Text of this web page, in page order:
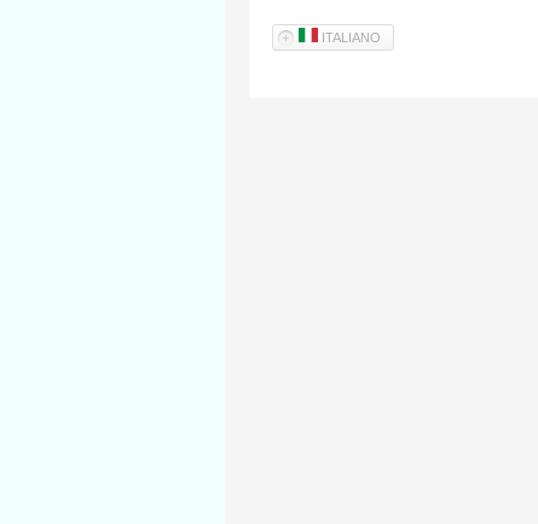
ITALIANO